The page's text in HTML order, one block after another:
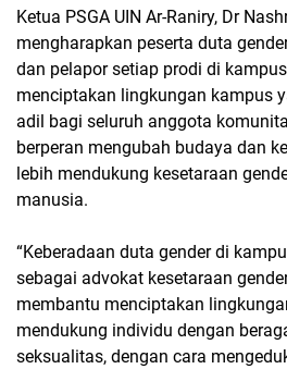
Ketua PSGA UIN Ar-Raniry, Dr
mengharapkan peserta duta
dan pelapor setiap prodi di
menciptakan lingkungan kampus
adil bagi seluruh anggota
berperan mengubah budaya dan
lebih mendukung kesetaraan
manusia.
“Keberadaan duta gender di
sebagai advokat kesetaraan
membantu menciptakan
mendukung individu dengan
seksualitas, dengan cara